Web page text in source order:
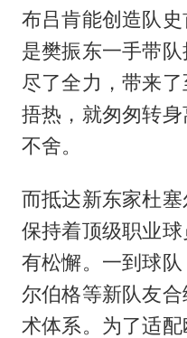
布吕肯能创造队
是樊振东一手带
尽了全力，带来
捂热，就匆匆转
不舍。
而抵达新东家杜
保持着顶级职业
有松懈。一到球
尔伯格等新队友
术体系。为了适